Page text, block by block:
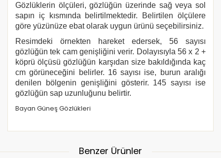
Gözlüklerin ölçüleri, gözlüğün üzerinde sağ veya sol
sapın iç kısmında belirtilmektedir. Belirtilen ölçülere
göre yüzünüze ebat olarak uygun ürünü seçebilirsiniz.
Resimdeki örnekten hareket edersek, 56 sayısı
gözlüğün tek cam genişliğini verir. Dolayısıyla 56 x 2 +
köprü ölçüsü gözlüğün karşıdan size bakıldığında kaç
cm görüneceğini belirler. 16 sayısı ise, burun aralığı
denilen bölgenin genişliğini gösterir. 145 sayısı ise
gözlüğün sap uzunluğunu belirtir.
Bayan Güneş Gözlükleri
Benzer Ürünler